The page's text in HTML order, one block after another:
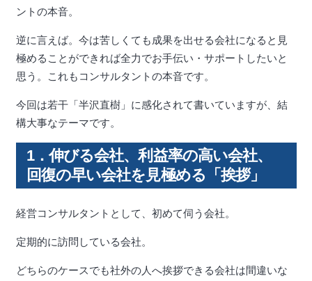
ントの本音。
逆に言えば。今は苦しくても成果を出せる会社になると見
極めることができれば全力でお手伝い・サポートしたいと
思う。これもコンサルタントの本音です。
今回は若干「半沢直樹」に感化されて書いていますが、結
構大事なテーマです。
1．伸びる会社、利益率の高い会社、
回復の早い会社を見極める「挨拶」
経営コンサルタントとして、初めて伺う会社。
定期的に訪問している会社。
どちらのケースでも社外の人へ挨拶できる会社は間違いな